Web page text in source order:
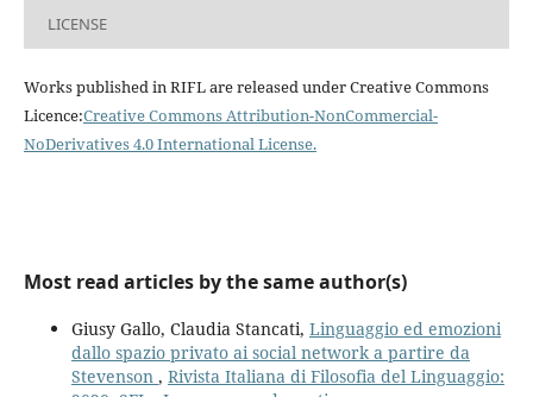
LICENSE
Works published in RIFL are released under Creative Commons
Licence:Creative Commons Attribution-NonCommercial-
NoDerivatives 4.0 International License.
Most read articles by the same author(s)
Giusy Gallo, Claudia Stancati, Linguaggio ed emozioni
dallo spazio privato ai social network a partire da
Stevenson , Rivista Italiana di Filosofia del Linguaggio: